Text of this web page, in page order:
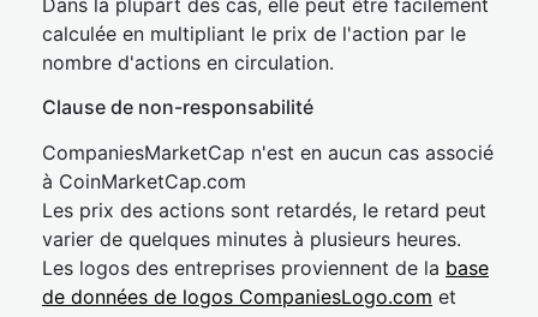
Dans la plupart des cas, elle peut être facilement
calculée en multipliant le prix de l'action par le
nombre d'actions en circulation.
Clause de non-responsabilité
CompaniesMarketCap n'est en aucun cas associé
à CoinMarketCap.com
Les prix des actions sont retardés, le retard peut
varier de quelques minutes à plusieurs heures.
Les logos des entreprises proviennent de la base
de données de logos CompaniesLogo.com et